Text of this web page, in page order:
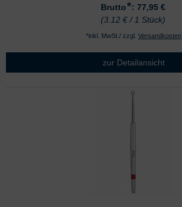
Brutto∗: 77,95 €
(3.12 € / 1 Stück)
*inkl. MwSt./ zzgl. Versandkosten
zur Detailansicht